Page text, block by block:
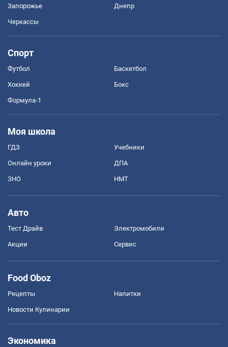
Запорожье Днепр
Черкассы
Спорт
Футбол Баскетбол
Хоккей Бокс
Формула-1
Моя школа
ГДЗ Учебники
Онлайн уроки ДПА
ЗНО НМТ
Авто
Тест Драйв Электромобили
Акции Сервис
Food Oboz
Рецепты Напитки
Новости Кулинарии
Экономика